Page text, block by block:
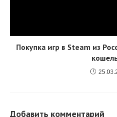
Покупка игр в Steam из
Добавить комментарий